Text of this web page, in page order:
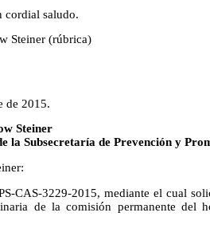
cordial saludo.
Steiner (rúbrica)
de 2015.
Steiner
la Subsecretaría de Prevención y
CAS-3229-2015, mediante el cual
de la comisión permanente del